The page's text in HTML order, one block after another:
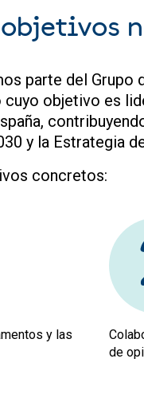
parte del Grupo
objetivo es
y la Estrategia
concretos:
y las
de